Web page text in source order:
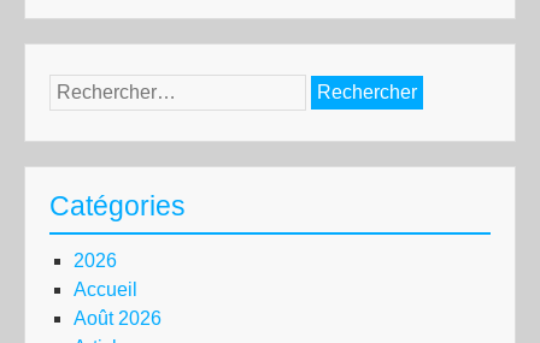
Rechercher :
Catégories
2026
Accueil
Août 2026